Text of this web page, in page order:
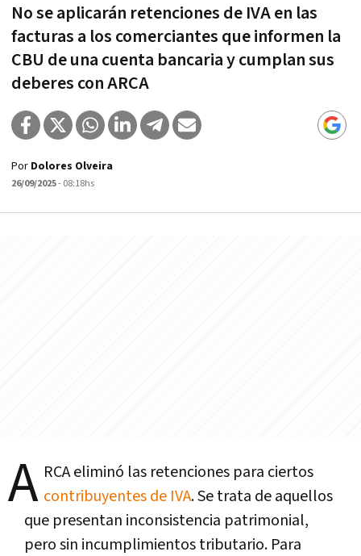
No se aplicarán retenciones de IVA en las
facturas a los comerciantes que informen la
CBU de una cuenta bancaria y cumplan sus
deberes con ARCA
Por Dolores Olveira
26/09/2025- 08:18hs
A RCA eliminó las retenciones para ciertos
contribuyentes de IVA. Se trata de aquellos
que presentan inconsistencia patrimonial,
pero sin incumplimientos tributario. Para